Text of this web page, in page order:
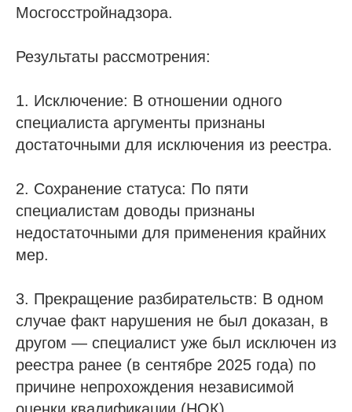
Мосгосстройнадзора.
Результаты рассмотрения:
1. Исключение: В отношении одного
специалиста аргументы признаны
достаточными для исключения из реестра.
2. Сохранение статуса: По пяти
специалистам доводы признаны
недостаточными для применения крайних
мер.
3. Прекращение разбирательств: В одном
случае факт нарушения не был доказан, в
другом — специалист уже был исключен из
реестра ранее (в сентябре 2025 года) по
причине непрохождения независимой